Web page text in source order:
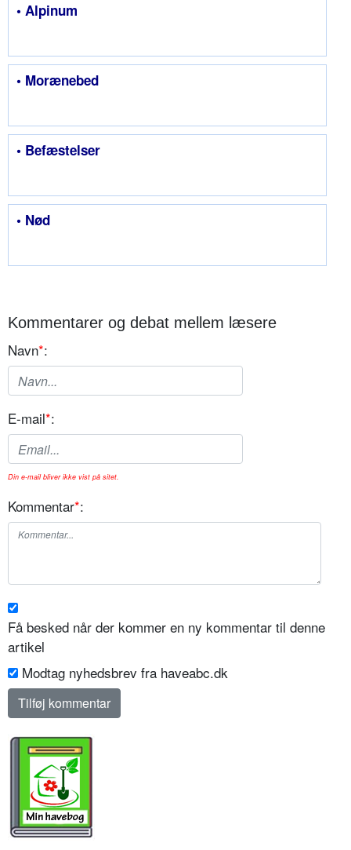
• Alpinum
• Morænebed
• Befæstelser
• Nød
Kommentarer og debat mellem læsere
Navn*:
E-mail*:
Din e-mail bliver ikke vist på sitet.
Kommentar*:
Få besked når der kommer en ny kommentar til denne
artikel
Modtag nyhedsbrev fra haveabc.dk